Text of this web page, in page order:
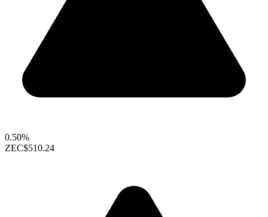
0.50%
ZEC$510.24